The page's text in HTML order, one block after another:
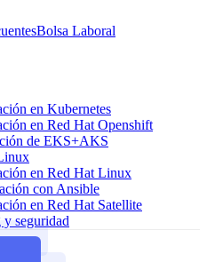
Bolsa Laboral
en Kubernetes
en Red Hat Openshift
de EKS+AKS
en Red Hat Linux
con Ansible
en Red Hat Satellite
seguridad